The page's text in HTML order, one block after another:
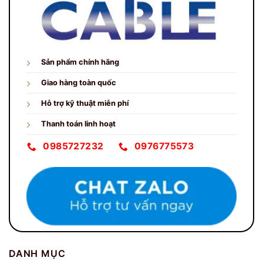
Sản phẩm chính hãng
Giao hàng toàn quốc
Hỗ trợ kỹ thuật miễn phí
Thanh toán linh hoạt
0985727232 0976775573
DANH MỤC